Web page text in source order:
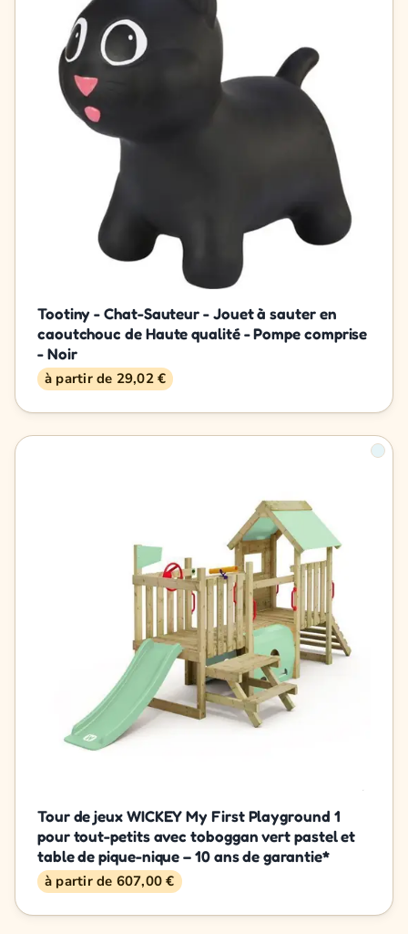
Tootiny - Chat-Sauteur - Jouet à sauter en
caoutchouc de Haute qualité - Pompe comprise
- Noir
à partir de 29,02 €
Tour de jeux WICKEY My First Playground 1
pour tout-petits avec toboggan vert pastel et
table de pique-nique – 10 ans de garantie*
à partir de 607,00 €